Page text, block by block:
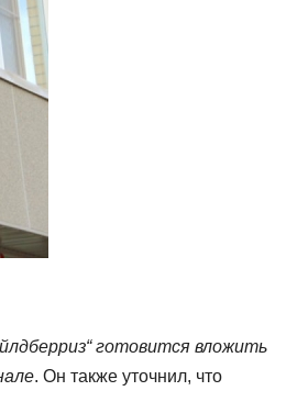
готовится вложить
. Он также уточнил, что